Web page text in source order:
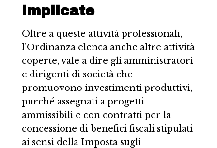
implicate
Oltre a queste attività professionali,
l’Ordinanza elenca anche altre attività
coperte, vale a dire gli amministratori
e dirigenti di società che
promuovono investimenti produttivi,
purché assegnati a progetti
ammissibili e con contratti per la
concessione di benefici fiscali stipulati
ai sensi della Imposta sugli